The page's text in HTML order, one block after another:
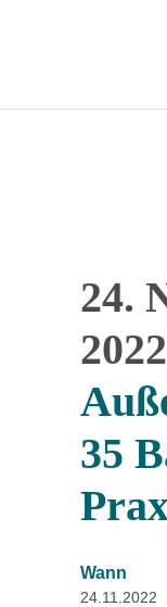
24.
2022
35
Wann
24.11.2022